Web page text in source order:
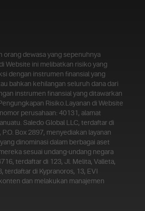
orang dewasa yang sepenuhnya
Website ini melibatkan risiko yang
dengan instrumen finansial yang
bahkan kehilangan seluruh dana dari
instrumen finansial yang ditawarkan
Risiko. Layanan di Website
perusahaan: 40131, alamat
Saledo Global LLC, terdaftar di
Box 2897, menyediakan layanan
dinominasi dalam berbagai aset
sesuai undang-undang negara
terdaftar di 123, Jl. Melita, Valleta,
terdaftar di Kypranoros, 13, EVI
dan melakukan manajemen